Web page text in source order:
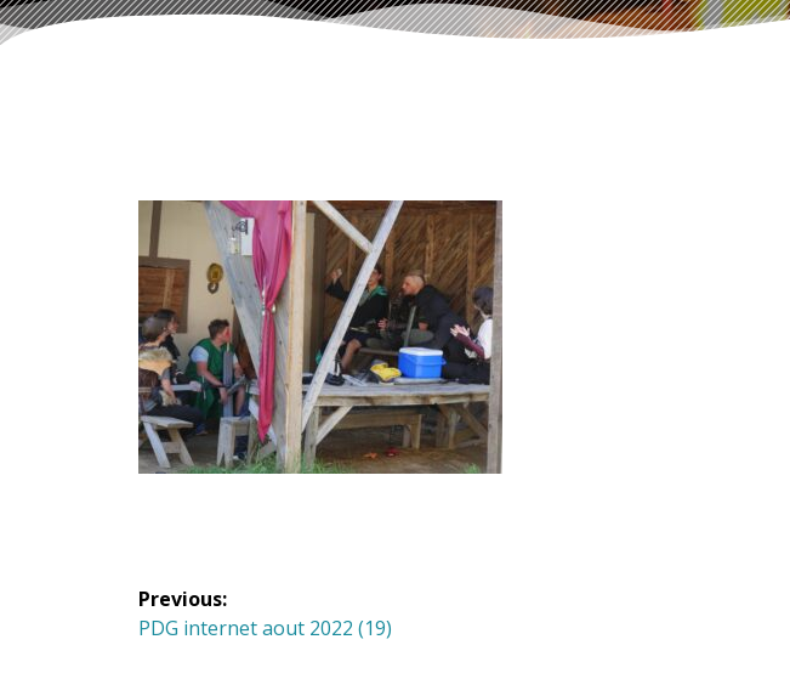
Navigation
de
Previous:
Previous
PDG internet aout 2022 (19)